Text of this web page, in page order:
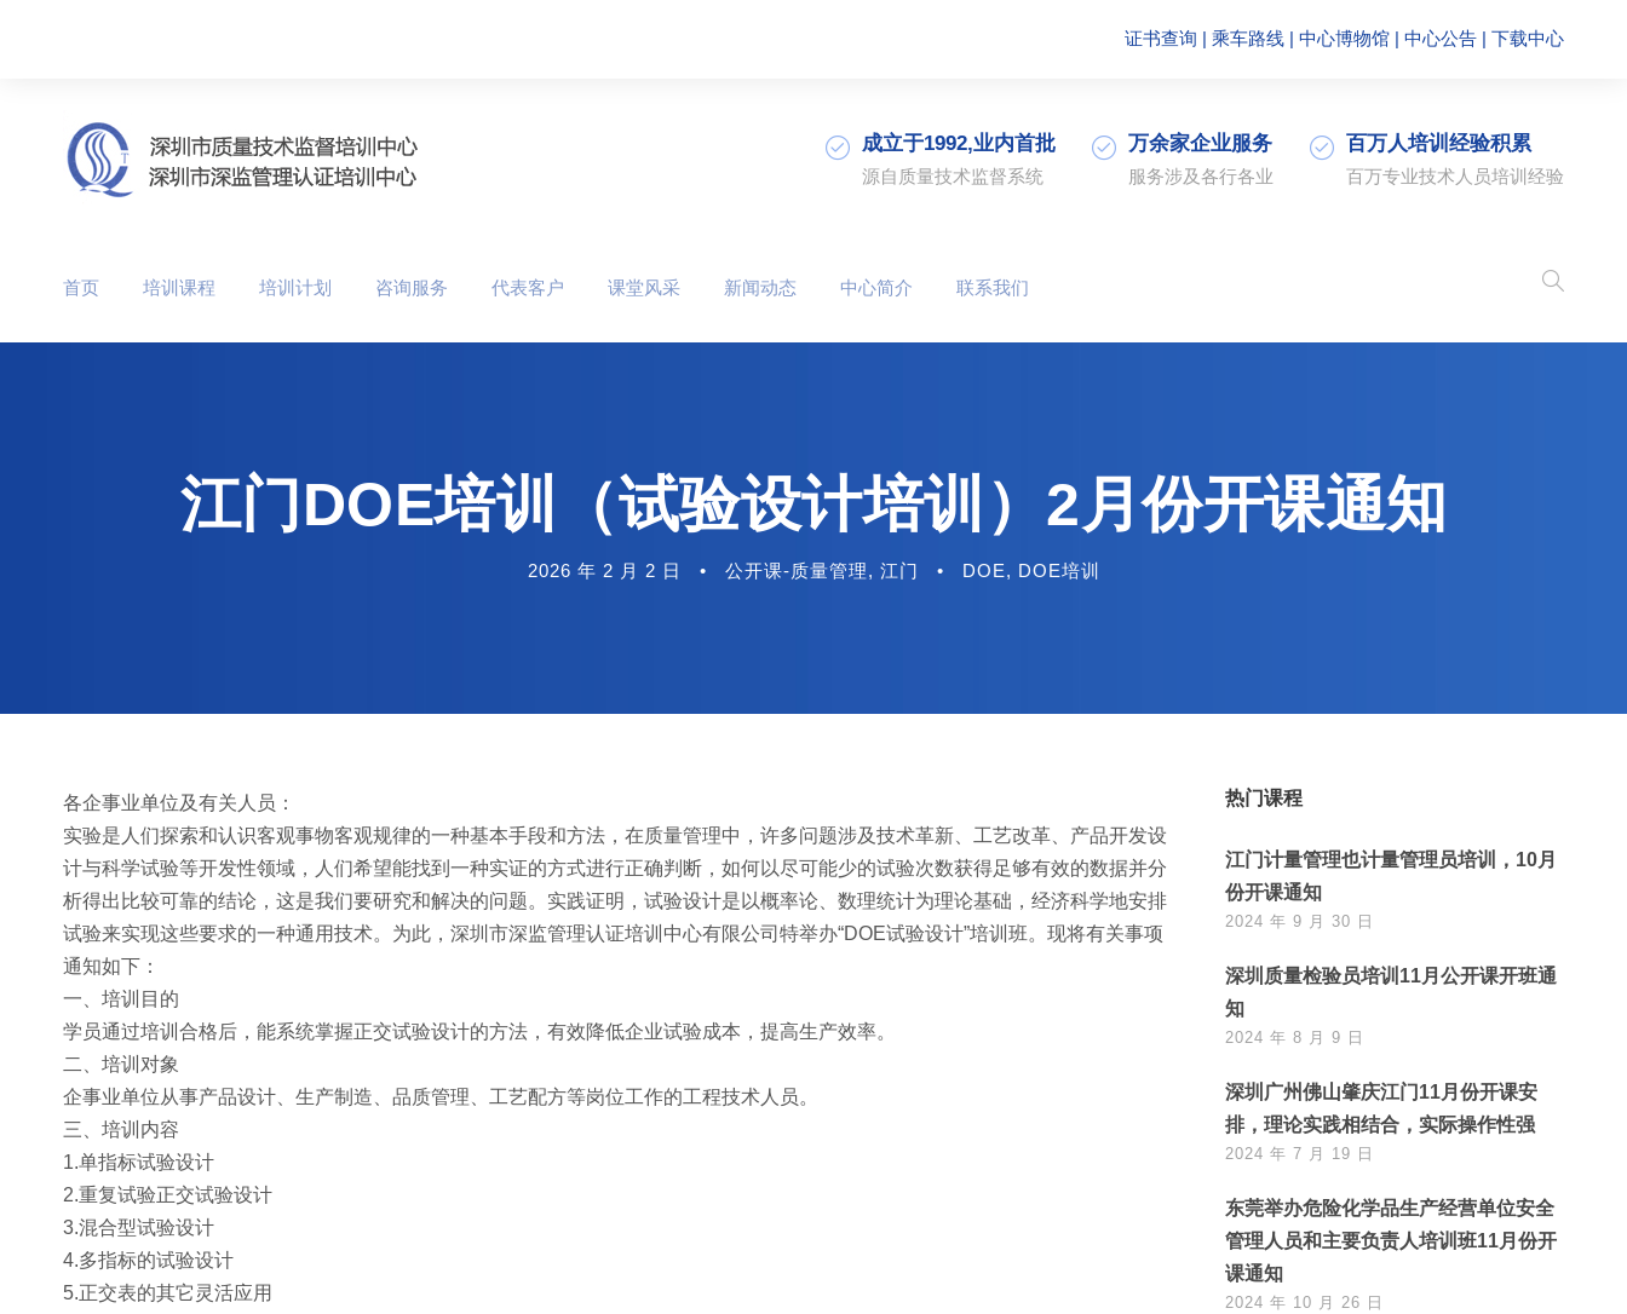
证书查询 | 乘车路线 | 中心博物馆 | 中心公告 | 下载中心
成立于1992,业内首批
源自质量技术监督系统
万余家企业服务
服务涉及各行各业
百万人培训经验积累
百万专业技术人员培训经验
首页 培训课程 培训计划 咨询服务 代表客户 课堂风采 新闻动态 中心简介 联系我们
江门DOE培训（试验设计培训）2月份开课通知
2026 年 2 月 2 日 • 公开课-质量管理, 江门 • DOE, DOE培训
各企事业单位及有关人员：
实验是人们探索和认识客观事物客观规律的一种基本手段和方法，在质量管理中，许多问题涉及技术革新、工艺改革、产品开发设
计与科学试验等开发性领域，人们希望能找到一种实证的方式进行正确判断，如何以尽可能少的试验次数获得足够有效的数据并分
析得出比较可靠的结论，这是我们要研究和解决的问题。实践证明，试验设计是以概率论、数理统计为理论基础，经济科学地安排
试验来实现这些要求的一种通用技术。为此，深圳市深监管理认证培训中心有限公司特举办“DOE试验设计”培训班。现将有关事项
通知如下：
一、培训目的
学员通过培训合格后，能系统掌握正交试验设计的方法，有效降低企业试验成本，提高生产效率。
二、培训对象
企事业单位从事产品设计、生产制造、品质管理、工艺配方等岗位工作的工程技术人员。
三、培训内容
1.单指标试验设计
2.重复试验正交试验设计
3.混合型试验设计
4.多指标的试验设计
5.正交表的其它灵活应用
热门课程
江门计量管理也计量管理员培训，10月
份开课通知
2024 年 9 月 30 日
深圳质量检验员培训11月公开课开班通
知
2024 年 8 月 9 日
深圳广州佛山肇庆江门11月份开课安
排，理论实践相结合，实际操作性强
2024 年 7 月 19 日
东莞举办危险化学品生产经营单位安全
管理人员和主要负责人培训班11月份开
课通知
2024 年 10 月 26 日